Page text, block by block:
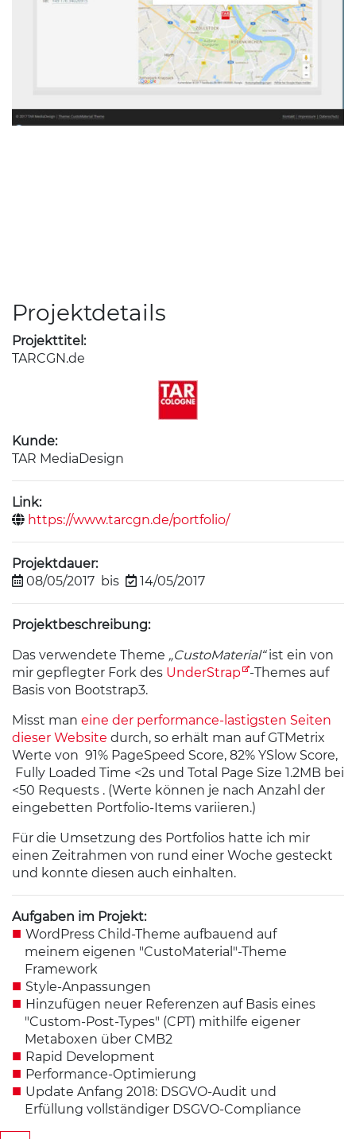
Projektdetails
Projekttitel:
TARCGN.de
Kunde:
TAR MediaDesign
Link:
https://www.tarcgn.de/portfolio/
Projektdauer:
08/05/2017 bis 14/05/2017
Projektbeschreibung:
Das verwendete Theme „CustoMaterial“ist ein von
mir gepflegter Fork des UnderStrap
-Themes auf
Basis von Bootstrap3.
Misst man eine der performance-lastigsten Seiten
dieser Website durch, so erhält man auf GTMetrix
Werte von 91% PageSpeed Score, 82% YSlow Score,
Fully Loaded Time <2s und Total Page Size 1.2MB bei
<50 Requests . (Werte können je nach Anzahl der
eingebetten Portfolio-Items variieren.)
Für die Umsetzung des Portfolios hatte ich mir
einen Zeitrahmen von rund einer Woche gesteckt
und konnte diesen auch einhalten.
Aufgaben im Projekt:
WordPress Child-Theme aufbauend auf
meinem eigenen "CustoMaterial"-Theme
Framework
Style-Anpassungen
Hinzufügen neuer Referenzen auf Basis eines
"Custom-Post-Types" (CPT) mithilfe eigener
Metaboxen über CMB2
Rapid Development
Performance-Optimierung
Update Anfang 2018: DSGVO-Audit und
Erfüllung vollständiger DSGVO-Compliance